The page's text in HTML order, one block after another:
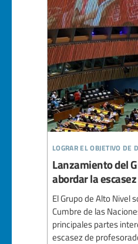
lograr el objetivo de
Lanzamiento del
abordar la
El Grupo de Alto Nivel
Cumbre de las
principales partes
escasez de